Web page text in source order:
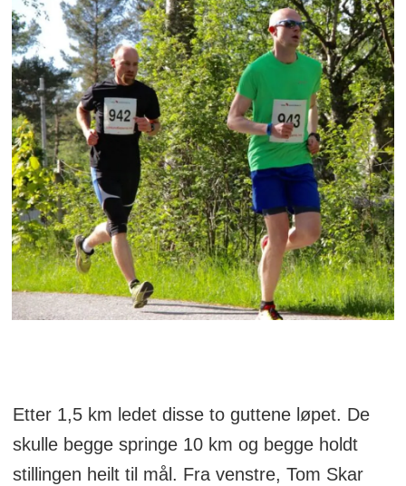
Etter 1,5 km ledet disse to guttene løpet. De
skulle begge springe 10 km og begge holdt
stillingen heilt til mål. Fra venstre, Tom Skar